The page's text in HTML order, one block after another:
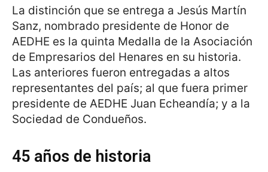
La distinción que se entrega a Jesús Martín
Sanz, nombrado presidente de Honor de
AEDHE es la quinta Medalla de la Asociación
de Empresarios del Henares en su historia.
Las anteriores fueron entregadas a altos
representantes del país; al que fuera primer
presidente de AEDHE Juan Echeandía; y a la
Sociedad de Condueños.
45 años de historia